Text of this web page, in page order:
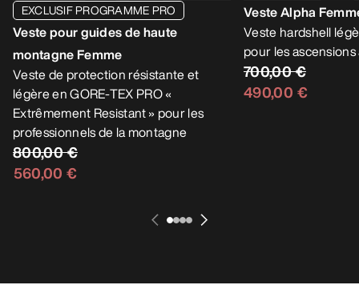
EXCLUSIF PROGRAMME PRO
Veste pour guides de haute
montagne Femme
Veste de protection résistante et
légère en GORE-TEX PRO «
Extrêmement Resistant » pour les
professionnels de la montagne
800,00 €
560,00 €
Veste Alpha
Veste hardshell
pour les
700,00 €
490,00 €